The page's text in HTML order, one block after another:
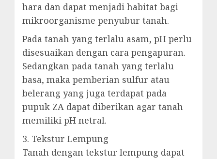
hara dan dapat menjadi habitat bagi
mikroorganisme penyubur tanah.
Pada tanah yang terlalu asam, pH perlu
disesuaikan dengan cara pengapuran.
Sedangkan pada tanah yang terlalu
basa, maka pemberian sulfur atau
belerang yang juga terdapat pada
pupuk ZA dapat diberikan agar tanah
memiliki pH netral.
3. Tekstur Lempung
Tanah dengan tekstur lempung dapat